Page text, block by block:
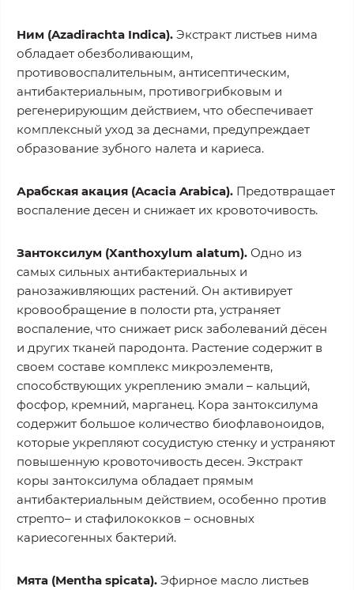
Ним (Azadirachta Indica). Экстракт листьев нима
обладает обезболивающим,
противовоспалительным, антисептическим,
антибактериальным, противогрибковым и
регенерирующим действием, что обеспечивает
комплексный уход за деснами, предупреждает
образование зубного налета и кариеса.
Арабская акация (Acacia Arabica). Предотвращает
воспаление десен и снижает их кровоточивость.
Зантоксилум (Xanthoxylum alatum). Одно из
самых сильных антибактериальных и
ранозаживляющих растений. Он активирует
кровообращение в полости рта, устраняет
воспаление, что снижает риск заболеваний дёсен
и других тканей пародонта. Растение содержит в
своем составе комплекс микроэлементв,
способствующих укреплению эмали – кальций,
фосфор, кремний, марганец. Кора зантоксилума
содержит большое количество биофлавоноидов,
которые укрепляют сосудистую стенку и устраняют
повышенную кровоточивость десен. Экстракт
коры зантоксилума обладает прямым
антибактериальным действием, особенно против
стрепто– и стафилококков – основных
кариесогенных бактерий.
Мята (Mentha spicata). Эфирное масло листьев